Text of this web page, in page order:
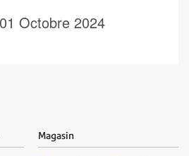
Octobre 2024
Magasin